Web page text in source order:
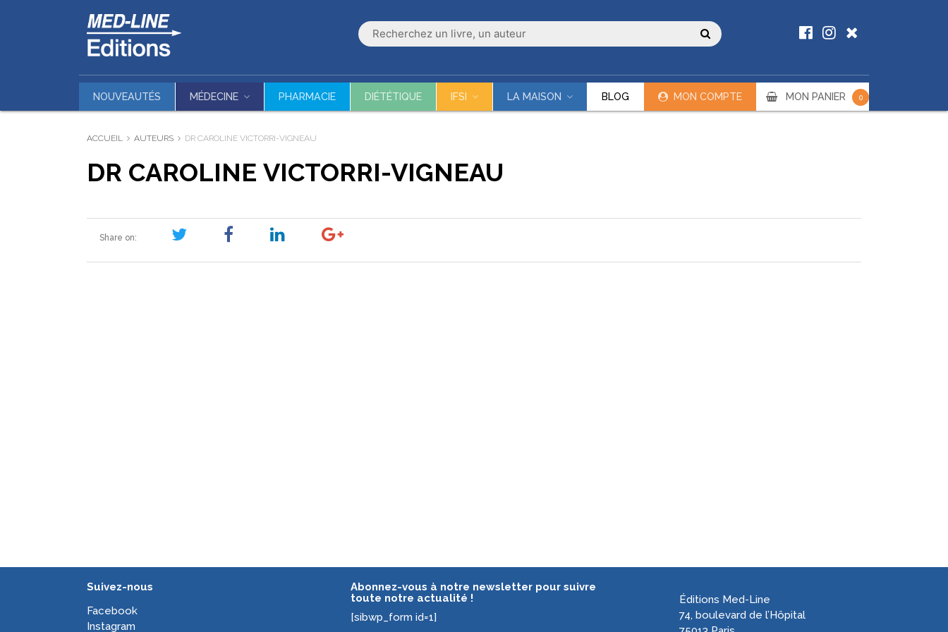
NOUVEAUTÉS MÉDECINE PHARMACIE DIÉTÉTIQUE IFSI LA MAISON BLOG MON COMPTE MON PANIER 0
ACCUEIL AUTEURS DR CAROLINE VICTORRI-VIGNEAU
DR CAROLINE VICTORRI-VIGNEAU
Share on:
Suivez-nous
Facebook
Instagram
Abonnez-vous à notre newsletter pour suivre
toute notre actualité !
[sibwp_form id=1]
Éditions Med-Line
74, boulevard de l’Hôpital